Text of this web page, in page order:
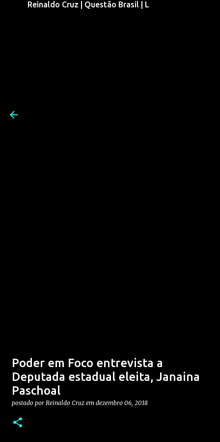
Reinaldo Cruz | Questão Brasil | L
Poder em Foco entrevista a
Deputada estadual eleita, Janaina
Paschoal
postado por Reinaldo Cruz em dezembro 06, 2018